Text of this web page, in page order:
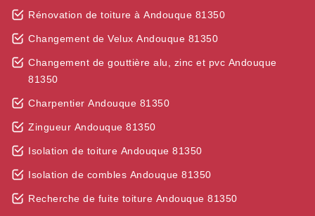
Rénovation de toiture à Andouque 81350
Changement de Velux Andouque 81350
Changement de gouttière alu, zinc et pvc Andouque
81350
Charpentier Andouque 81350
Zingueur Andouque 81350
Isolation de toiture Andouque 81350
Isolation de combles Andouque 81350
Recherche de fuite toiture Andouque 81350